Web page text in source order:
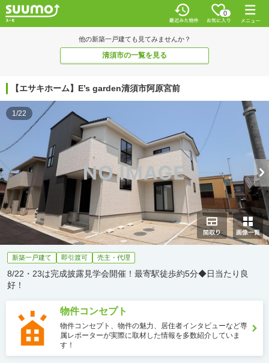
0
他の新築一戸建ても見てみませんか？
清須市の一覧を見る
【エサキホーム】E’s garden清須市阿原宮前
1/22
新築一戸建て 即引渡可 売主・代理
8/22・23は完成披露見学会開催！最寄駅徒歩約5分◆日当たり良
好！
物件コンセプト
物件コンセプト、物件の魅力、居住者インタビューなど専
属レポーターが実際に取材した情報を多数紹介していま
す！